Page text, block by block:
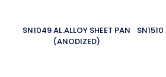
SN1049 AL.ALLOY SHEET PAN
(ANODIZED)
SN1510